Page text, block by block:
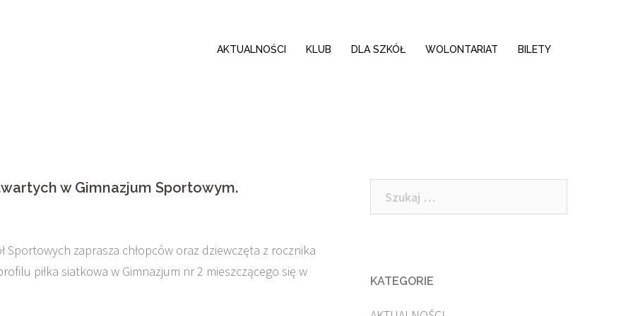
AKTUALNOŚCI KLUB DLA SZKÓŁ WOLONTARIAT BILETY
w Gimnazjum Sportowym.
Sportowych zaprasza chłopców oraz dziewczęta z rocznika
piłka siatkowa w Gimnazjum nr 2 mieszczącego się w
Szukaj:
KATEGORIE